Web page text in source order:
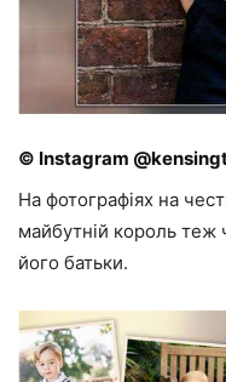
© Instagram
На фотографіях на
майбутній король теж
його батьки.